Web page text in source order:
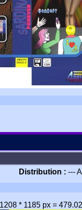
Distribution : ---
* 1185 px =